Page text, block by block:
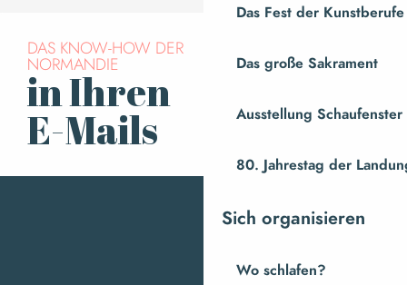
Das Fest der Kunstberufe
Das große Sakrament
Ausstellung
80. Jahrestag der
Sich organisieren
Wo schlafen?
DAS KNOW-HOW DER
NORMANDIE
in Ihren
E-Mails